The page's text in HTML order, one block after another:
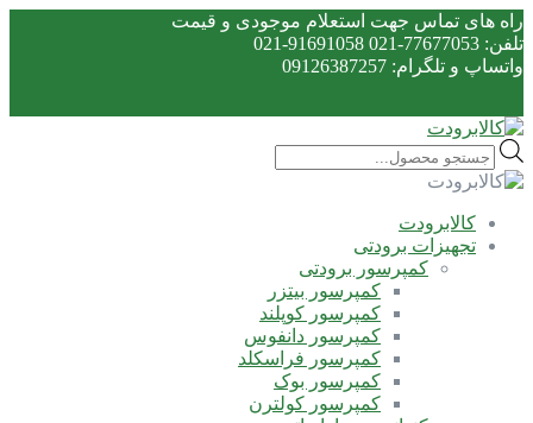
راه های تماس جهت استعلام موجودی و قیمت
تلفن: 77677053-021 91691058-021
واتساپ و تلگرام: 09126387257
Products
search
کالابرودت
تجهیزات برودتی
کمپرسور برودتی
کمپرسور بیتزر
کمپرسور کوپلند
کمپرسور دانفوس
کمپرسور فراسکلد
کمپرسور بوک
کمپرسور کولترن